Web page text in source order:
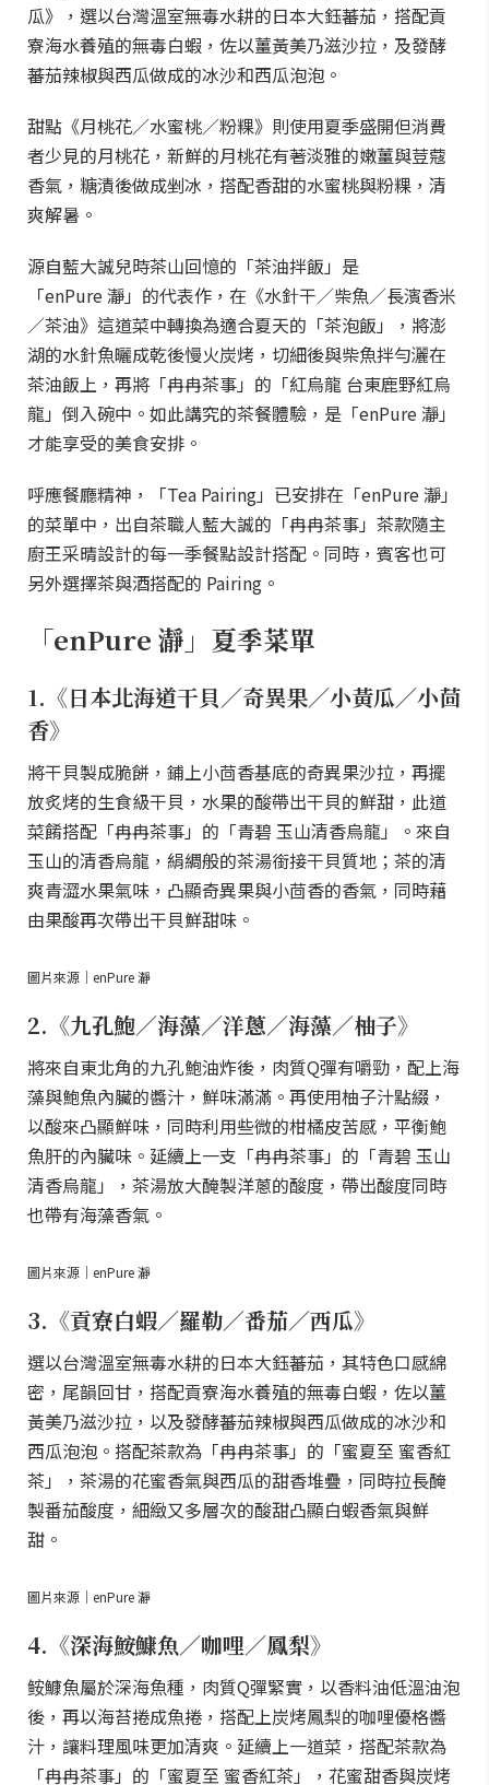
瓜》，選以台灣溫室無毒水耕的日本大鈺蕃茄，搭配貢
寮海水養殖的無毒白蝦，佐以薑黃美乃滋沙拉，及發酵
蕃茄辣椒與西瓜做成的冰沙和西瓜泡泡。
甜點《月桃花／水蜜桃／粉粿》則使用夏季盛開但消費
者少見的月桃花，新鮮的月桃花有著淡雅的嫩薑與荳蔻
香氣，糖漬後做成剉冰，搭配香甜的水蜜桃與粉粿，清
爽解暑。
源自藍大誠兒時茶山回憶的「茶油拌飯」是
「enPure 瀞」的代表作，在《水針干／柴魚／長濱香米
／茶油》這道菜中轉換為適合夏天的「茶泡飯」，將澎
湖的水針魚曬成乾後慢火炭烤，切細後與柴魚拌勻灑在
茶油飯上，再將「冉冉茶事」的「紅烏龍 台東鹿野紅烏
龍」倒入碗中。如此講究的茶餐體驗，是「enPure 瀞」
才能享受的美食安排。
呼應餐廳精神，「Tea Pairing」已安排在「enPure 瀞」
的菜單中，出自茶職人藍大誠的「冉冉茶事」茶款隨主
廚王采晴設計的每一季餐點設計搭配。同時，賓客也可
另外選擇茶與酒搭配的 Pairing。
「enPure 瀞」夏季菜單
1.《日本北海道干貝／奇異果／小黃瓜／小茴
香》
將干貝製成脆餅，鋪上小茴香基底的奇異果沙拉，再擺
放炙烤的生食級干貝，水果的酸帶出干貝的鮮甜，此道
菜餚搭配「冉冉茶事」的「青碧 玉山清香烏龍」。來自
玉山的清香烏龍，絹綢般的茶湯銜接干貝質地；茶的清
爽青澀水果氣味，凸顯奇異果與小茴香的香氣，同時藉
由果酸再次帶出干貝鮮甜味。
圖片來源｜enPure 瀞
2.《九孔鮑／海藻／洋蔥／海藻／柚子》
將來自東北角的九孔鮑油炸後，肉質Q彈有嚼勁，配上海
藻與鮑魚內臟的醬汁，鮮味滿滿。再使用柚子汁點綴，
以酸來凸顯鮮味，同時利用些微的柑橘皮苦感，平衡鮑
魚肝的內臟味。延續上一支「冉冉茶事」的「青碧 玉山
清香烏龍」，茶湯放大醃製洋蔥的酸度，帶出酸度同時
也帶有海藻香氣。
圖片來源｜enPure 瀞
3.《貢寮白蝦／羅勒／番茄／西瓜》
選以台灣溫室無毒水耕的日本大鈺蕃茄，其特色口感綿
密，尾韻回甘，搭配貢寮海水養殖的無毒白蝦，佐以薑
黃美乃滋沙拉，以及發酵蕃茄辣椒與西瓜做成的冰沙和
西瓜泡泡。搭配茶款為「冉冉茶事」的「蜜夏至 蜜香紅
茶」，茶湯的花蜜香氣與西瓜的甜香堆疊，同時拉長醃
製番茄酸度，細緻又多層次的酸甜凸顯白蝦香氣與鮮
甜。
圖片來源｜enPure 瀞
4.《深海鮟鱇魚／咖哩／鳳梨》
𩽾鱇魚屬於深海魚種，肉質Q彈緊實，以香料油低溫油泡
後，再以海苔捲成魚捲，搭配上炭烤鳳梨的咖哩優格醬
汁，讓料理風味更加清爽。延續上一道菜，搭配茶款為
「冉冉茶事」的「蜜夏至 蜜香紅茶」，花蜜甜香與炭烤